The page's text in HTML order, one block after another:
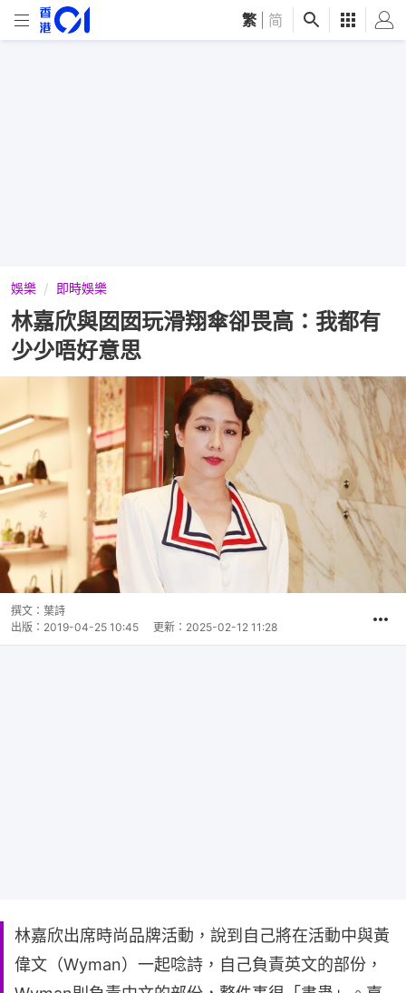
繁 简
娛樂 即時娛樂
林嘉欣與囡囡玩滑翔傘卻畏高：我都有
少少唔好意思
撰文： 葉詩
出版： 2019-04-25 10:45 更新： 2025-02-12 11:28
林嘉欣出席時尚品牌活動，說到自己將在活動中與黃
偉文（Wyman）一起唸詩，自己負責英文的部份，